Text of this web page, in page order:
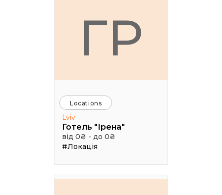
ГР
Locations
Lviv
Готель "Ірена"
від 0₴ - до 0₴
#Локація